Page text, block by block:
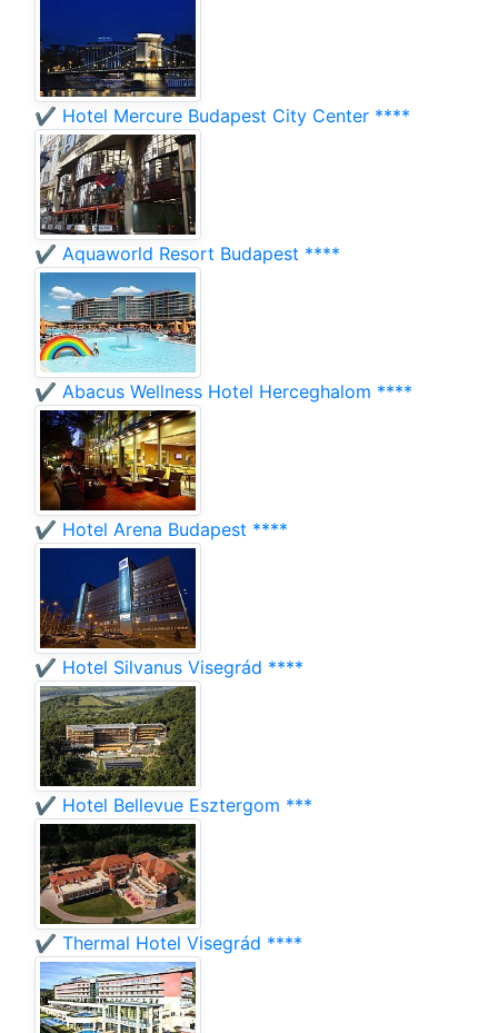
✔️ Hotel Mercure Budapest City Center ****
✔️ Aquaworld Resort Budapest ****
✔️ Abacus Wellness Hotel Herceghalom ****
✔️ Hotel Arena Budapest ****
✔️ Hotel Silvanus Visegrád ****
✔️ Hotel Bellevue Esztergom ***
✔️ Thermal Hotel Visegrád ****